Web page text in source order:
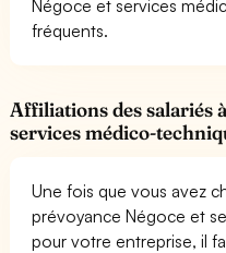
Négoce et services
fréquents.
Affiliations des salariés
services médico-
Une fois que vous avez
prévoyance Négoce et
pour votre entreprise, il